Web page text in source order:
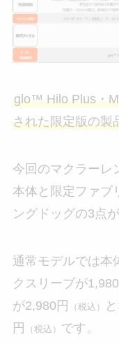
glo™ Hilo Plus・
された限定版の製
今回のマクラーレ
本体と限定ファブ
ングドッグの3点
通常モデルでは本
クスリーブが
が2,980円
（税込）
円
（税込） です。